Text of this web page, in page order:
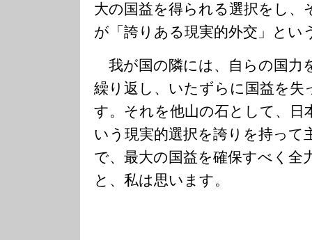
大の国益を得られる選択をし、
が「誇りある現実的外交」とい
我が国の隣には、自らの国力
繰り返し、いたずらに国益を失
す。それを他山の石として、日
いう現実的選択を誇りを持って
で、最大の国益を確保すべく全
と、私は思います。